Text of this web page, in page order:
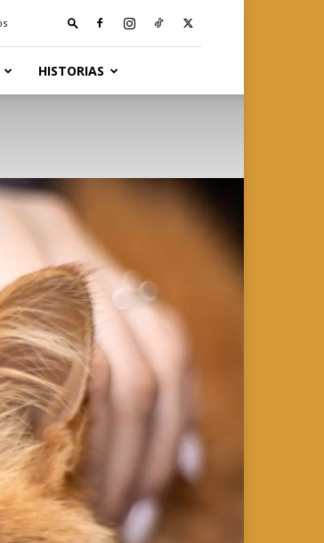
HISTORIAS